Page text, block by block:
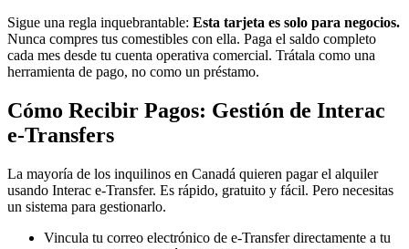
Sigue una regla inquebrantable: Esta tarjeta es solo para negocios.
Nunca compres tus comestibles con ella. Paga el saldo completo
cada mes desde tu cuenta operativa comercial. Trátala como una
herramienta de pago, no como un préstamo.
Cómo Recibir Pagos: Gestión de Interac
e-Transfers
La mayoría de los inquilinos en Canadá quieren pagar el alquiler
usando Interac e-Transfer. Es rápido, gratuito y fácil. Pero necesitas
un sistema para gestionarlo.
Vincula tu correo electrónico de e-Transfer directamente a tu